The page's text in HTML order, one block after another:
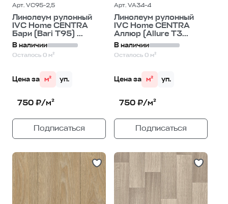
Арт. VC95-2,5
Линолеум рулонный
IVC Home CENTRA
Бари (Bari T95) ...
В наличии
Осталось 0 м²
Цена за м² уп.
750 ₽/м²
Подписаться
Арт. VA34-4
Линолеум рулонный
IVC Home CENTRA
Аллюр (Allure T3...
В наличии
Осталось 0 м²
Цена за м² уп.
750 ₽/м²
Подписаться